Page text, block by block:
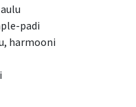
padi
harmooni